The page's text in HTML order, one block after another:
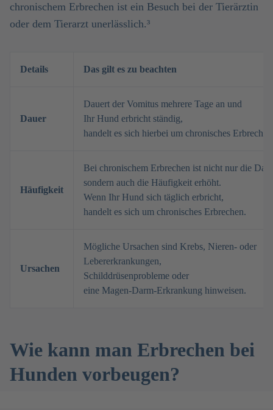
chronischem Erbrechen ist ein Besuch bei der Tierärztin
oder dem Tierarzt unerlässlich.³
Details Das gilt es zu beachten
Dauer
Dauert der Vomitus mehrere Tage an und
Ihr Hund erbricht ständig,
handelt es sich hierbei um chronisches
Häufigkeit
Bei chronischem Erbrechen ist nicht nur die
sondern auch die Häufigkeit erhöht.
Wenn Ihr Hund sich täglich erbricht,
handelt es sich um chronisches Erbrechen.
Ursachen
Mögliche Ursachen sind Krebs, Nieren- oder
Lebererkrankungen,
Schilddrüsenprobleme oder
eine Magen-Darm-Erkrankung hinweisen.
Wie kann man Erbrechen bei
Hunden vorbeugen?